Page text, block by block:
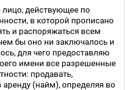
действующее по
в которой прописано
и распоряжаться всем
бы оно ни заключалось и
для чего предоставляю
имени все разрешенные
продавать,
аренду (найм), определяя во